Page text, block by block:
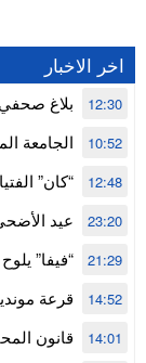
اخر الاخبار
بلاغ صحفي 12:30
الجامعة
للمجلس
10:52
“كان”
إفريقيا
12:48
استنفار”
23:20
“فيفا” 21:29
المستوى
14:52
قانون 14:01